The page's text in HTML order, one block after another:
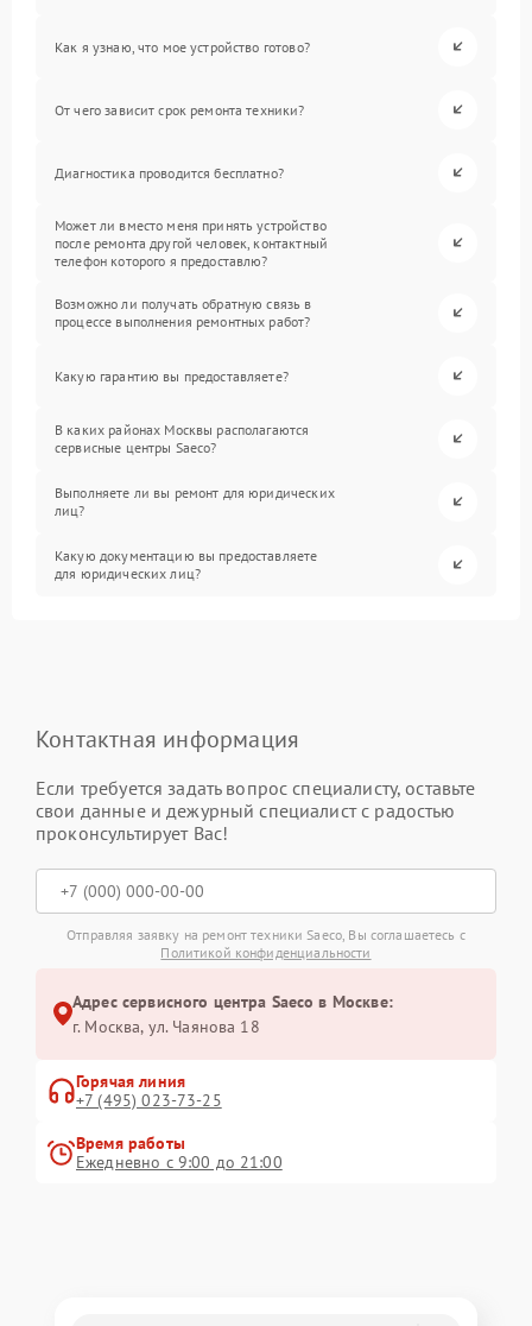
Как я узнаю, что мое устройство готово?
От чего зависит срок ремонта техники?
Диагностика проводится бесплатно?
Может ли вместо меня принять устройство
после ремонта другой человек, контактный
телефон которого я предоставлю?
Возможно ли получать обратную связь в
процессе выполнения ремонтных работ?
Какую гарантию вы предоставляете?
В каких районах Москвы располагаются
сервисные центры Saeco?
Выполняете ли вы ремонт для юридических
лиц?
Какую документацию вы предоставляете
для юридических лиц?
Контактная информация
Если требуется задать вопрос специалисту, оставьте
свои данные и дежурный специалист с радостью
проконсультирует Вас!
Отправляя заявку на ремонт техники Saeco, Вы соглашаетесь с
Политикой конфиденциальности
Адрес сервисного центра Saeco в Москве:
г. Москва, ул. Чаянова 18
Горячая линия
+7 (495) 023-73-25
Время работы
Ежедневно с 9:00 до 21:00